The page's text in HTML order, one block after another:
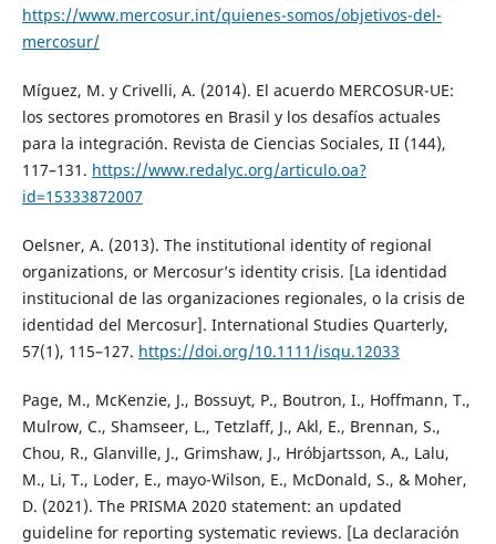
https://www.mercosur.int/quienes-somos/objetivos-del-
mercosur/
Míguez, M. y Crivelli, A. (2014). El acuerdo MERCOSUR-UE:
los sectores promotores en Brasil y los desafíos actuales
para la integración. Revista de Ciencias Sociales, II (144),
117–131. https://www.redalyc.org/articulo.oa?
id=15333872007
Oelsner, A. (2013). The institutional identity of regional
organizations, or Mercosur’s identity crisis. [La identidad
institucional de las organizaciones regionales, o la crisis de
identidad del Mercosur]. International Studies Quarterly,
57(1), 115–127. https://doi.org/10.1111/isqu.12033
Page, M., McKenzie, J., Bossuyt, P., Boutron, I., Hoffmann, T.,
Mulrow, C., Shamseer, L., Tetzlaff, J., Akl, E., Brennan, S.,
Chou, R., Glanville, J., Grimshaw, J., Hróbjartsson, A., Lalu,
M., Li, T., Loder, E., mayo-Wilson, E., McDonald, S., & Moher,
D. (2021). The PRISMA 2020 statement: an updated
guideline for reporting systematic reviews. [La declaración